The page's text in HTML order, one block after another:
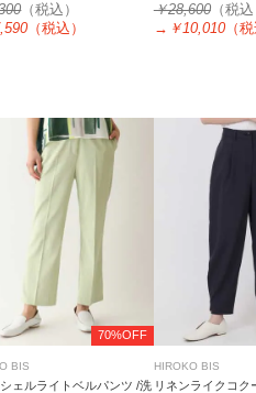
（税込）
（税込）
￥28,600（税
→ ￥10,010（
70%OFF
BIS
ェルライトベルパンツ /洗
HIROKO BIS
リネンライクコク